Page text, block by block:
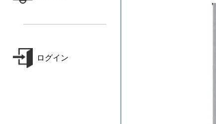
ログイン